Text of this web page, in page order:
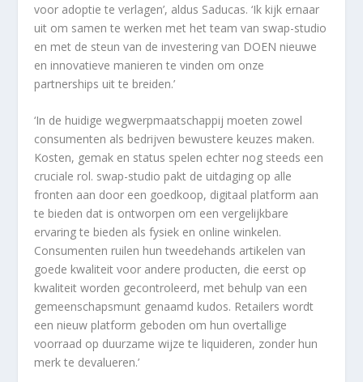
voor adoptie te verlagen’, aldus Saducas. ‘Ik kijk ernaar
uit om samen te werken met het team van swap-studio
en met de steun van de investering van DOEN nieuwe
en innovatieve manieren te vinden om onze
partnerships uit te breiden.’
‘In de huidige wegwerpmaatschappij moeten zowel
consumenten als bedrijven bewustere keuzes maken.
Kosten, gemak en status spelen echter nog steeds een
cruciale rol. swap-studio pakt de uitdaging op alle
fronten aan door een goedkoop, digitaal platform aan
te bieden dat is ontworpen om een vergelijkbare
ervaring te bieden als fysiek en online winkelen.
Consumenten ruilen hun tweedehands artikelen van
goede kwaliteit voor andere producten, die eerst op
kwaliteit worden gecontroleerd, met behulp van een
gemeenschapsmunt genaamd kudos. Retailers wordt
een nieuw platform geboden om hun overtallige
voorraad op duurzame wijze te liquideren, zonder hun
merk te devalueren.’